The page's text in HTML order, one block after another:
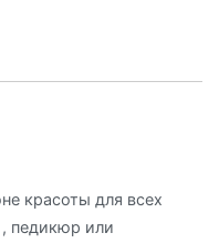
красоты для всех
педикюр или